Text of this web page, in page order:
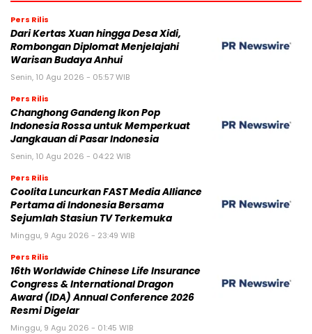
Pers Rilis
Dari Kertas Xuan hingga Desa Xidi,
Rombongan Diplomat Menjelajahi
Warisan Budaya Anhui
Senin, 10 Agu 2026 - 05:57 WIB
Pers Rilis
Changhong Gandeng Ikon Pop
Indonesia Rossa untuk Memperkuat
Jangkauan di Pasar Indonesia
Senin, 10 Agu 2026 - 04:22 WIB
Pers Rilis
Coolita Luncurkan FAST Media Alliance
Pertama di Indonesia Bersama
Sejumlah Stasiun TV Terkemuka
Minggu, 9 Agu 2026 - 23:49 WIB
Pers Rilis
16th Worldwide Chinese Life Insurance
Congress & International Dragon
Award (IDA) Annual Conference 2026
Resmi Digelar
Minggu, 9 Agu 2026 - 01:45 WIB